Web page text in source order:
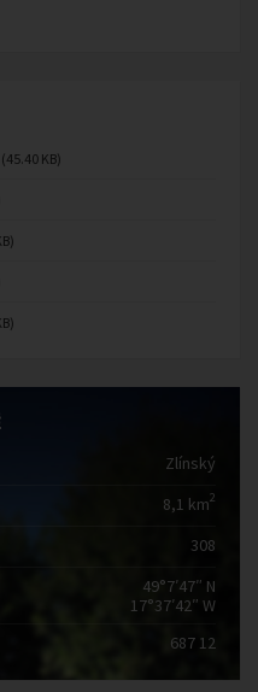
(45.40 KB)
Zlínský
8,1 km2
308
49°7′47″ N
17°37′42″ W
687 12